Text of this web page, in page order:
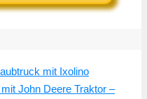
mit Ixolino
John Deere Traktor –